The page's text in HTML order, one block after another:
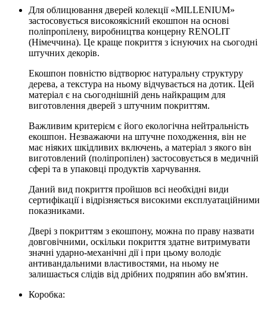
Для облицювання дверей колекції «MILLENIUM»
застосовується високоякісний екошпон на основі
поліпропілену, виробництва концерну RENOLIT
(Німеччина). Це краще покриття з існуючих на сьогодні
штучних декорів.
Екошпон повністю відтворює натуральну структуру
дерева, а текстура на ньому відчувається на дотик. Цей
матеріал є на сьогоднішній день найкращим для
виготовлення дверей з штучним покриттям.
Важливим критерієм є його екологічна нейтральність
екошпон. Незважаючи на штучне походження, він не
має ніяких шкідливих включень, а матеріал з якого він
виготовлений (поліпропілен) застосовується в медичній
сфері та в упаковці продуктів харчування.
Даний вид покриття пройшов всі необхідні види
сертифікації і відрізняється високими експлуатаційними
показниками.
Двері з покриттям з екошпону, можна по праву назвати
довговічними, оскільки покриття здатне витримувати
значні ударно-механічні дії і при цьому володіє
антивандальними властивостями, на ньому не
залишається слідів від дрібних подряпин або вм'ятин.
Коробка: